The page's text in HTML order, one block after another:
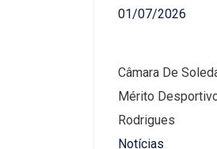
01/07/2026
Câmara De
Mérito
Rodrigues
Notícias